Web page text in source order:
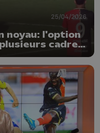
25/04/2026
noyau: l'option
cadres,